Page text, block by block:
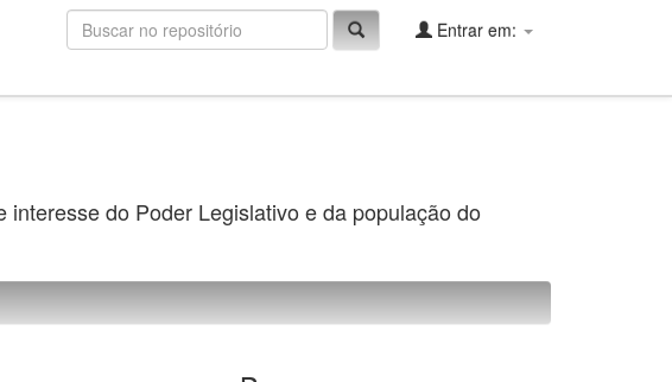
Entrar em:
do Poder Legislativo e da população do